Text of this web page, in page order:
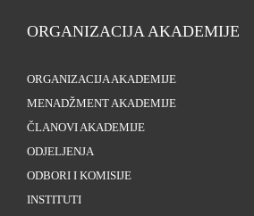
ORGANIZACIJA AKADEMIJE
ORGANIZACIJA AKADEMIJE
MENADŽMENT AKADEMIJE
ČLANOVI AKADEMIJE
ODJELJENJA
ODBORI I KOMISIJE
INSTITUTI